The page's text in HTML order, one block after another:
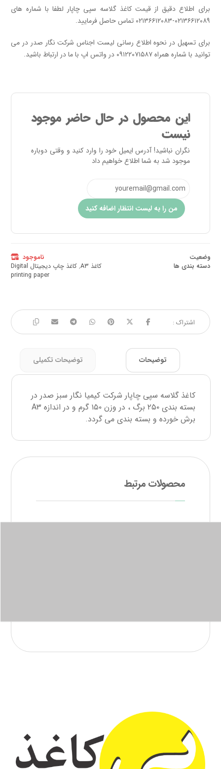
برای اطلاع دقیق از قیمت کاغذ گلاسه سپی چاپار لطفا با شماره های
۰۲۱۳۶۶۱۲۰۸۹-۰۲۱۳۶۶۱۲۰۸۳ تماس حاصل فرمایید.
برای تسهیل در نحوه اطلاع رسانی لیست اجناس شرکت نگار صدر در می
توانید با شماره همراه ۰۹۱۲۲۰۷۱۵۸۷ در واتس اپ با ما در ارتباط باشید.
این محصول در حال حاضر موجود
نیست
نگران نباشید! آدرس ایمیل خود را وارد کنید و وقتی دوباره
موجود شد به شما اطلاع خواهیم داد
من را به لیست انتظار اضافه کنید
وضعیت
ناموجود
دسته بندی ها
کاغذ A۳ ,
کاغذ چاپ دیجیتال Digital
printing paper
توضیحات توضیحات تکمیلی
کاغذ گلاسه سپی چاپار شرکت کیمیا نگار سبز صدر در
بسته بندی ۲۵۰ برگ ، در وزن ۱۵۰ گرم و در اندازه A۳
برش خورده و بسته بندی می گردد.
محصولات مرتبط